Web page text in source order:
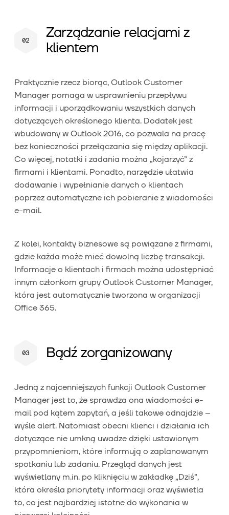
Zarządzanie relacjami z
klientem
Praktycznie rzecz biorąc, Outlook Customer
Manager pomaga w usprawnieniu przepływu
informacji i uporządkowaniu wszystkich danych
dotyczących określonego klienta. Dodatek jest
wbudowany w Outlook 2016, co pozwala na pracę
bez konieczności przełączania się między aplikacji.
Co więcej, notatki i zadania można „kojarzyć” z
firmami i klientami. Ponadto, narzędzie ułatwia
dodawanie i wypełnianie danych o klientach
poprzez automatyczne ich pobieranie z wiadomości
e-mail.
Z kolei, kontakty biznesowe są powiązane z firmami,
gdzie każda może mieć dowolną liczbę transakcji.
Informacje o klientach i firmach można udostępniać
innym członkom grupy Outlook Customer Manager,
która jest automatycznie tworzona w organizacji
Office 365.
Bądź zorganizowany
Jedną z najcenniejszych funkcji Outlook Customer
Manager jest to, że sprawdza ona wiadomości e-
mail pod kątem zapytań, a jeśli takowe odnajdzie –
wyśle alert. Natomiast obecni klienci i działania ich
dotyczące nie umkną uwadze dzięki ustawionym
przypomnieniom, które informują o zaplanowanym
spotkaniu lub zadaniu. Przegląd danych jest
wyświetlany m.in. po kliknięciu w zakładkę „Dziś”,
która określa priorytety informacji oraz wyświetla
to, co jest najbardziej istotne do wykonania w